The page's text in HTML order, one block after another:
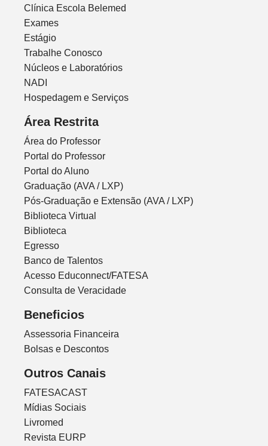
Clínica Escola Belemed
Exames
Estágio
Trabalhe Conosco
Núcleos e Laboratórios
NADI
Hospedagem e Serviços
Área Restrita
Área do Professor
Portal do Professor
Portal do Aluno
Graduação (AVA / LXP)
Pós-Graduação e Extensão (AVA / LXP)
Biblioteca Virtual
Biblioteca
Egresso
Banco de Talentos
Acesso Educonnect/FATESA
Consulta de Veracidade
Beneficios
Assessoria Financeira
Bolsas e Descontos
Outros Canais
FATESACAST
Mídias Sociais
Livromed
Revista EURP